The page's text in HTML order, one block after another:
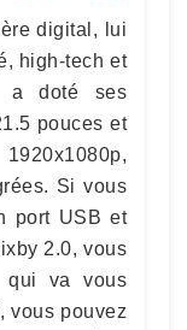
digital, lui
high-tech et
a doté ses
pouces et
Si vous
port USB et
2.0, vous
qui va vous
vous pouvez